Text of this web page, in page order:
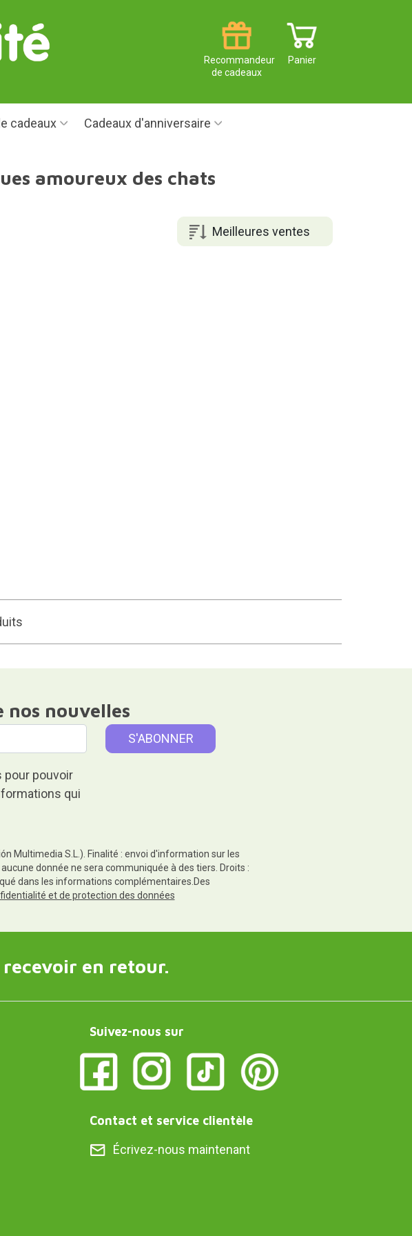
Panier
Recommandeur
de cadeaux
cadeaux Cadeaux d'anniversaire
amoureux des chats
Meilleures ventes
nos nouvelles
pour pouvoir
qui
Multimedia S.L.). Finalité : envoi d'information sur les
donnée ne sera communiquée à des tiers. Droits :
dans les informations complémentaires.Des
et de protection des données
en retour.
Suivez-nous sur
Contact et service clientèle
Écrivez-nous maintenant